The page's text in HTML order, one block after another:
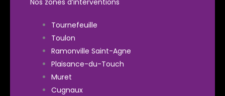
Tournefeuille
Toulon
Ramonville Saint-Agne
Plaisance-du-Touch
Muret
Cugnaux